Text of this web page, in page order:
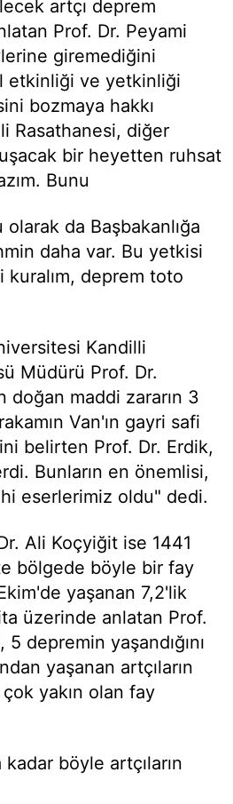
artçı deprem
Prof. Dr. Peyami
giremediğini
etkinliği ve yetkinliği
bozmaya hakkı
Rasathanesi, diğer
bir heyetten ruhsat
Bunu
da Başbakanlığa
daha var. Bu yetkisi
deprem toto
Kandilli
Müdürü Prof. Dr.
doğan maddi zararın 3
Van'ın gayri safi
belirten Prof. Dr. Erdik,
Bunların en önemlisi,
eserlerimiz oldu" dedi.
Ali Koçyiğit ise 1441
bölgede böyle bir fay
yaşanan 7,2'lik
üzerinde anlatan Prof.
depremin yaşandığını
yaşanan artçıların
yakın olan fay
böyle artçıların